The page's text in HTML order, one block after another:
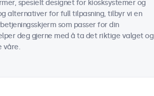
spesielt designet for kiosksystemer og
alternativer for full tilpasning, tilbyr vi en
som passer for din
deg gjerne med å ta det riktige valget og
våre.